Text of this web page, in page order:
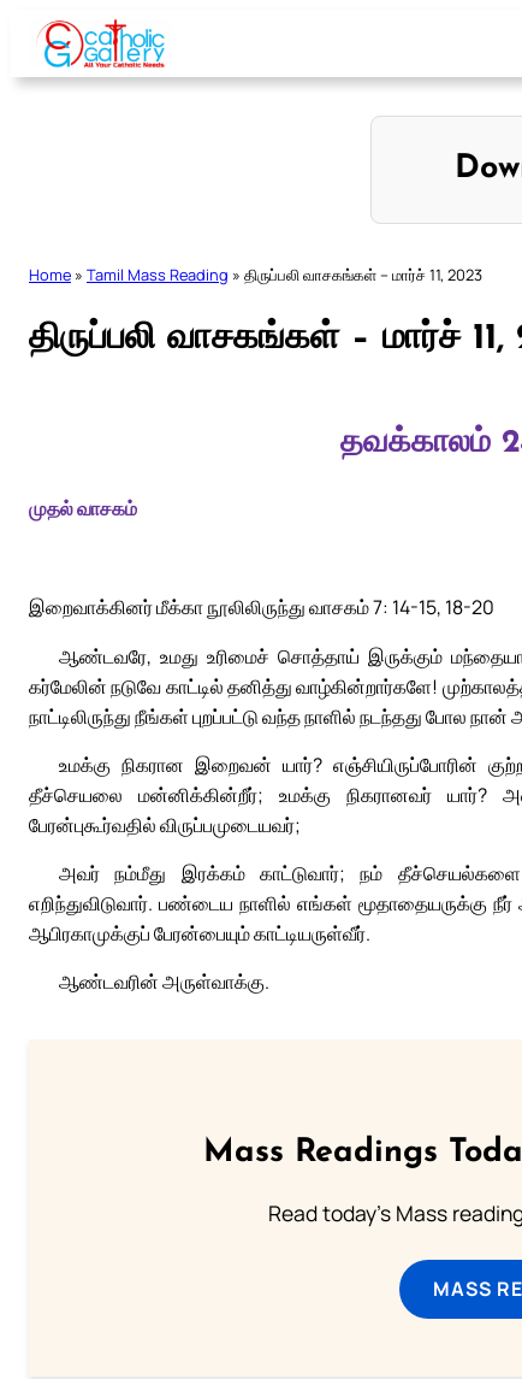
Skip
content
Home » Tamil Mass Reading » திருப்பலி வாசகங்கள் – மார்ச் 11, 2023
திருப்பலி வாசகங்கள் – மார்ச் 11,
தவக்காலம்
முதல் வாசகம்
இறைவாக்கினர் மீக்கா நூலிலிருந்து வாசகம் 7: 14-15, 18-20
ஆண்டவரே, உமது உரிமைச் சொத்தாய் இருக்கும்
கர்மேலின் நடுவே காட்டில் தனித்து வாழ்கின்றார்களே!
நாட்டிலிருந்து நீங்கள் புறப்பட்டு வந்த நாளில் நடந்தது போல
உமக்கு நிகரான இறைவன் யார்? எஞ்சியிருப்போரின்
தீச்செயலை மன்னிக்கின்றீர்; உமக்கு நிகரானவர் யார்?
பேரன்புகூர்வதில் விருப்பமுடையவர்;
அவர் நம்மீது இரக்கம் காட்டுவார்; நம்
எறிந்துவிடுவார். பண்டைய நாளில் எங்கள் மூதாதையருக்கு
ஆபிரகாமுக்குப் பேரன்பையும் காட்டியருள்வீர்.
ஆண்டவரின் அருள்வாக்கு.
Mass Readings
Read today's Mass
MASS